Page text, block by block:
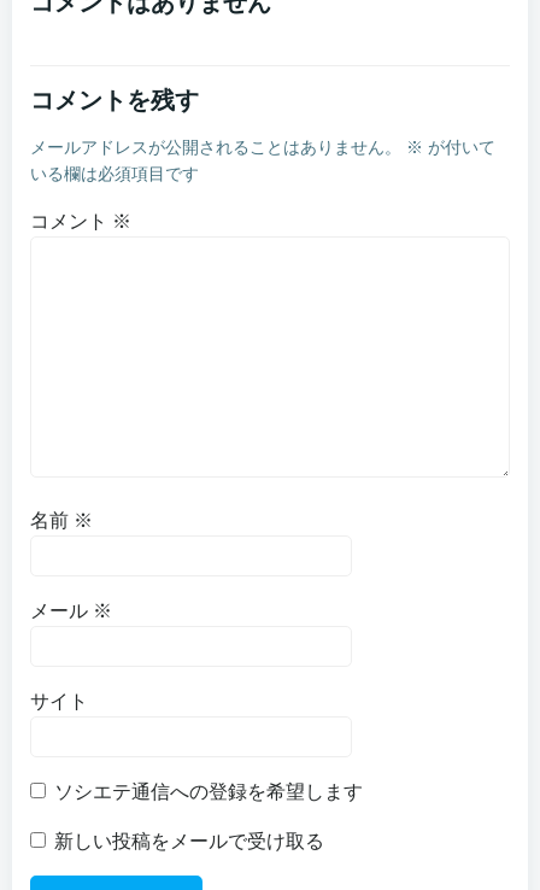
コメントを残す
メールアドレスが公開されることはありません。 ※ が付いて
いる欄は必須項目です
コメント ※
名前 ※
メール ※
サイト
ソシエテ通信への登録を希望します
新しい投稿をメールで受け取る